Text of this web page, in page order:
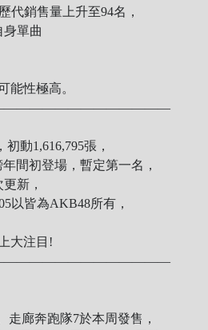
代銷售量上升至94名，
身單曲
能性極高。
動1,616,795張，
間初登場，暫定第一名，
新，
以皆為AKB48所有，
大注目!
走廊奔跑隊7於本周發售，